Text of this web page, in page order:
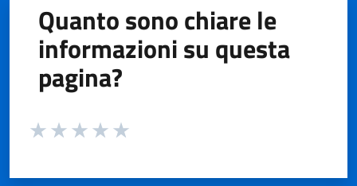
Quanto sono chiare le
informazioni su questa
pagina?
Valuta da 1 a 5 stelle la pagina